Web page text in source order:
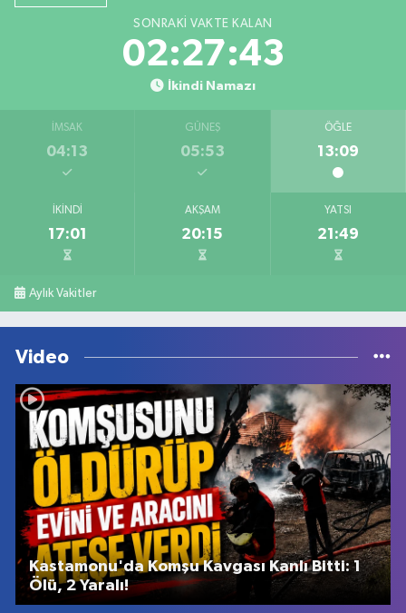
SONRAKI VAKTE KALAN
02:27:43
İkindi Namazı
İMSAK
04:13
GÜNEŞ
05:53
ÖĞLE
13:09
İKINDI
17:01
AKŞAM
20:15
YATSI
21:49
Aylık Vakitler
Video
Kastamonu'da Komşu Kavgası Kanlı Bitti: 1
Ölü, 2 Yaralı!